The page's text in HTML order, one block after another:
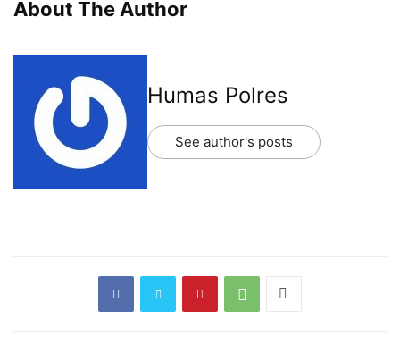
About The Author
Humas Polres
See author's posts